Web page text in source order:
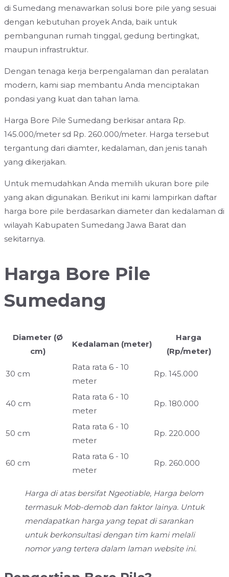
di Sumedang menawarkan solusi bore pile yang sesuai
dengan kebutuhan proyek Anda, baik untuk
pembangunan rumah tinggal, gedung bertingkat,
maupun infrastruktur.
Dengan tenaga kerja berpengalaman dan peralatan
modern, kami siap membantu Anda menciptakan
pondasi yang kuat dan tahan lama.
Harga Bore Pile Sumedang berkisar antara Rp.
145.000/meter sd Rp. 260.000/meter. Harga tersebut
tergantung dari diamter, kedalaman, dan jenis tanah
yang dikerjakan.
Untuk memudahkan Anda memilih ukuran bore pile
yang akan digunakan. Berikut ini kami lampirkan daftar
harga bore pile berdasarkan diameter dan kedalaman di
wilayah Kabupaten Sumedang Jawa Barat dan
sekitarnya.
Harga Bore Pile
Sumedang
Diameter (Ø
cm)
Kedalaman (meter)
Harga
(Rp/meter)
30 cm
Rata rata 6 - 10
meter
Rp. 145.000
40 cm
Rata rata 6 - 10
meter
Rp. 180.000
50 cm
Rata rata 6 - 10
meter
Rp. 220.000
60 cm
Rata rata 6 - 10
meter
Rp. 260.000
Harga di atas bersifat Ngeotiable, Harga belom
termasuk Mob-demob dan faktor lainya. Untuk
mendapatkan harga yang tepat di sarankan
untuk berkonsultasi dengan tim kami melali
nomor yang tertera dalam laman website ini.